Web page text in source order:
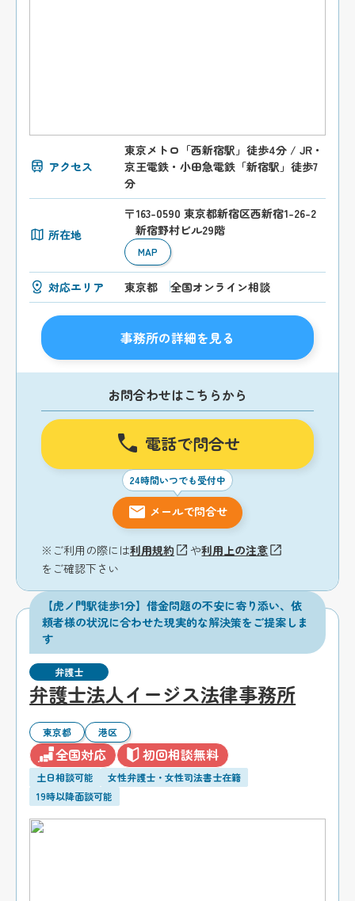
アクセス
東京メトロ「西新宿駅」徒歩4分 / JR・
京王電鉄・小田急電鉄「新宿駅」徒歩7
分
所在地
〒163-0590 東京都新宿区西新宿1-26-2
新宿野村ビル29階
MAP
対応エリア 東京都 全国オンライン相談
事務所の詳細を見る
お問合わせはこちらから
電話で問合せ
24時間いつでも受付中
メールで問合せ
※ご利用の際には利用規約 や利用上の注意
をご確認下さい
【虎ノ門駅徒歩1分】借金問題の不安に寄り添い、依
頼者様の状況に合わせた現実的な解決策をご提案しま
す
弁護士
弁護士法人イージス法律事務所
東京都 港区
全国対応 初回相談無料
土日相談可能
女性弁護士・女性司法書士在籍
19時以降面談可能